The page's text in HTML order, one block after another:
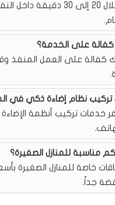
عادة نصل خلال 20 إلى 30
على الخدمة؟
كفالة على العمل المنفذ
نظام إضاءة ذكي في
خدمات تركيب أنظمة
مناسبة للمنازل الصغيرة؟
خاصة للمنازل الصغيرة
جداً.